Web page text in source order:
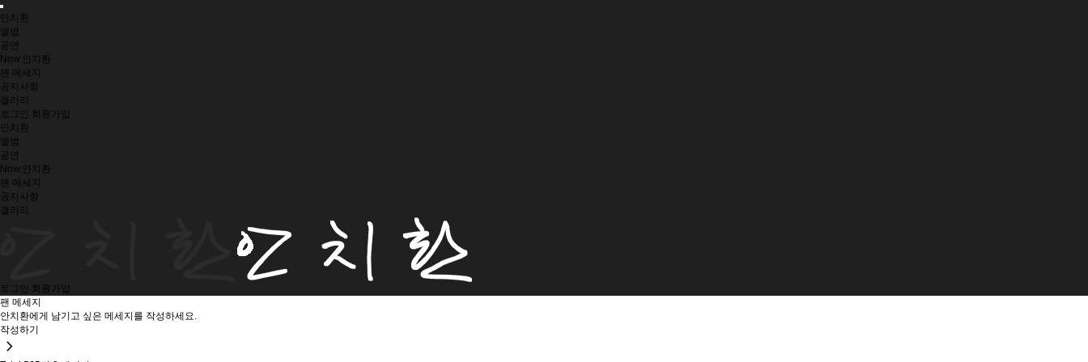
안치환
앨범
공연
Now.안치환
팬 메세지
공지사항
갤러리
로그인
회원가입
안치환
앨범
공연
Now.안치환
팬 메세지
공지사항
갤러리
로그인
회원가입
팬 메세지
안치환에게 남기고 싶은 메세지를 작성하세요.
작성하기
chevron_right